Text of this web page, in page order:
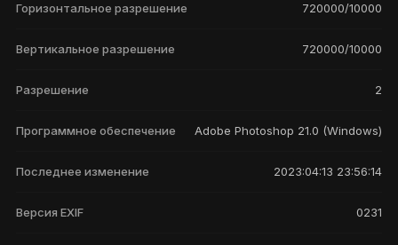
Горизонтальное разрешение 720000/10000
Вертикальное разрешение 720000/10000
Разрешение 2
Программное обеспечение Adobe Photoshop 21.0 (Windows)
Последнее изменение 2023:04:13 23:56:14
Версия EXIF 0231